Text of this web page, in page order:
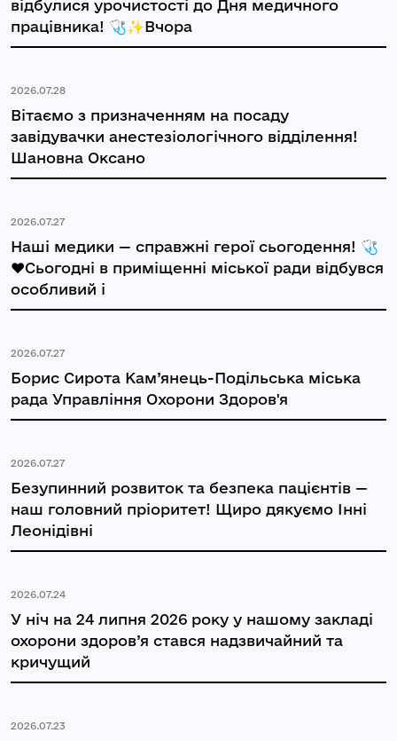
відбулися урочистості до Дня медичного
працівника! 🩺✨Вчора
2026.07.28
Вітаємо з призначенням на посаду
завідувачки анестезіологічного відділення!
Шановна Оксано
2026.07.27
Наші медики — справжні герої сьогодення! 🩺
❤️Сьогодні в приміщенні міської ради відбувся
особливий і
2026.07.27
Борис Сирота Кам’янець-Подільська міська
рада Управління Охорони Здоров'я
2026.07.27
Безупинний розвиток та безпека пацієнтів —
наш головний пріоритет! Щиро дякуємо Інні
Леонідівні
2026.07.24
У ніч на 24 липня 2026 року у нашому закладі
охорони здоров’я стався надзвичайний та
кричущий
2026.07.23